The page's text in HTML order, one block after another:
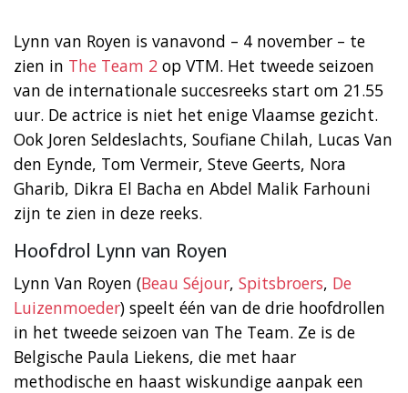
Lynn van Royen is vanavond – 4 november – te
zien in The Team 2 op VTM. Het tweede seizoen
van de internationale succesreeks start om 21.55
uur. De actrice is niet het enige Vlaamse gezicht.
Ook Joren Seldeslachts, Soufiane Chilah, Lucas Van
den Eynde, Tom Vermeir, Steve Geerts, Nora
Gharib, Dikra El Bacha en Abdel Malik Farhouni
zijn te zien in deze reeks.
Hoofdrol Lynn van Royen
Lynn Van Royen (Beau Séjour, Spitsbroers, De
Luizenmoeder) speelt één van de drie hoofdrollen
in het tweede seizoen van The Team. Ze is de
Belgische Paula Liekens, die met haar
methodische en haast wiskundige aanpak een